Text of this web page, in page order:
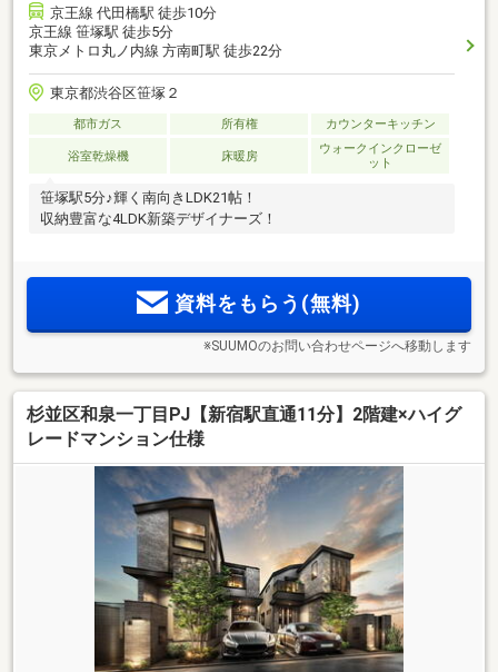
京王線 代田橋駅 徒歩10分
京王線 笹塚駅 徒歩5分
東京メトロ丸ノ内線 方南町駅 徒歩22分
東京都渋谷区笹塚２
都市ガス 所有権 カウンターキッチン
浴室乾燥機 床暖房
ウォークインクローゼ
ット
笹塚駅5分♪輝く南向きLDK21帖！
収納豊富な4LDK新築デザイナーズ！
資料をもらう(無料)
※SUUMOのお問い合わせページへ移動します
杉並区和泉一丁目PJ【新宿駅直通11分】2階建×ハイグ
レードマンション仕様